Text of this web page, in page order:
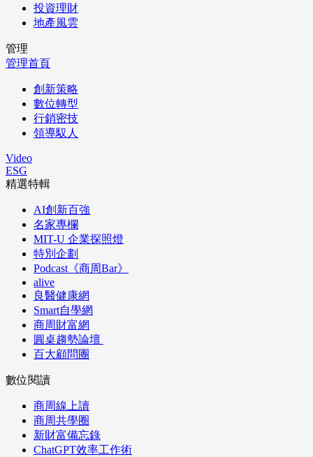
投資理財
地產風雲
管理
管理首頁
創新策略
數位轉型
行銷密技
領導馭人
Video
ESG
精選特輯
AI創新百強
名家專欄
MIT-U 企業探照燈
特別企劃
Podcast《商周Bar》
alive
良醫健康網
Smart自學網
商周財富網
圓桌趨勢論壇
百大顧問團
數位閱讀
商周線上讀
商周共學圈
新財富備忘錄
ChatGPT效率工作術